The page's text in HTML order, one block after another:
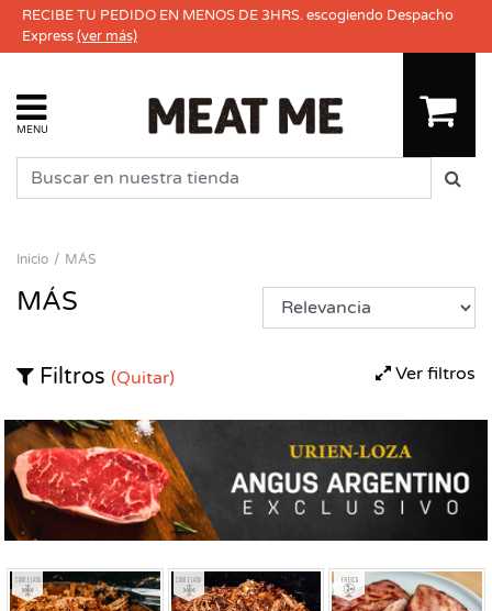
RECIBE TU PEDIDO EN MENOS DE 3HRS. escogiendo Despacho
Express(ver más)
MENU
Inicio MÁS
MÁS
Ver filtros
Filtros (Quitar)
Congelado Congelado Fresco